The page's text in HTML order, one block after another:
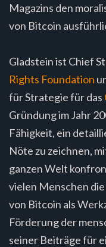
Magazins den
von Bitcoin
Gladstein ist Chief
Rights Foundation
für Strategie für das
Gründung im Jahr
Fähigkeit, ein
Nöte zu zeichnen,
ganzen Welt
vielen Menschen
von Bitcoin als
Förderung der
seiner Beiträge für